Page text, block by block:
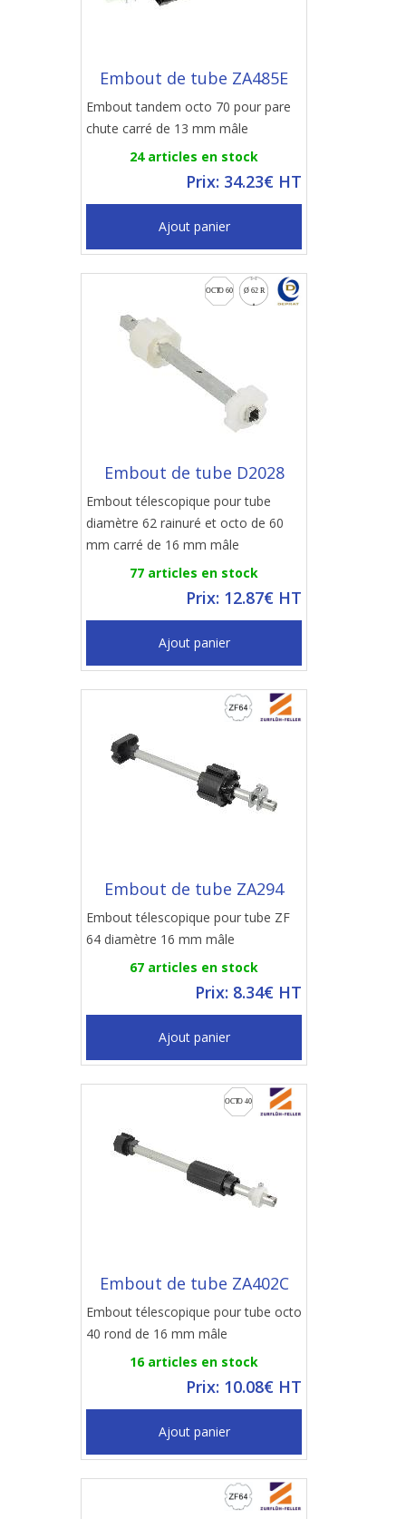
Embout de tube ZA485E
Embout tandem octo 70 pour pare
chute carré de 13 mm mâle
24 articles en stock
Prix: 34.23€ HT
Ajout panier
Embout de tube D2028
Embout télescopique pour tube
diamètre 62 rainuré et octo de 60
mm carré de 16 mm mâle
77 articles en stock
Prix: 12.87€ HT
Ajout panier
Embout de tube ZA294
Embout télescopique pour tube ZF
64 diamètre 16 mm mâle
67 articles en stock
Prix: 8.34€ HT
Ajout panier
Embout de tube ZA402C
Embout télescopique pour tube octo
40 rond de 16 mm mâle
16 articles en stock
Prix: 10.08€ HT
Ajout panier